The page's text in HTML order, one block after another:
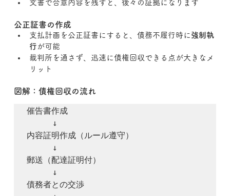
文書で合意内容を残すと、後々の証拠になります
公正証書の作成
支払計画を公正証書にすると、債務不履行時に 強制執
行 が可能
裁判所を通さず、迅速に債権回収できる点が大きなメ
リット
図解：債権回収の流れ
催告書作成
↓
内容証明作成（ルール遵守）
郵送（配達証明付）
債務者との交渉